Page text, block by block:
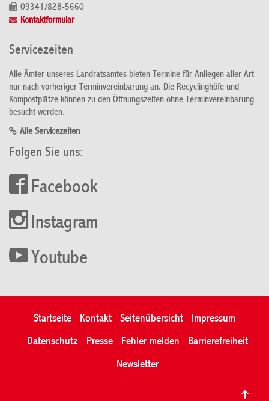
09341/828-5660
Kontaktformular
Servicezeiten
Alle Ämter unseres Landratsamtes bieten Termine für Anliegen aller Art
nur nach vorheriger Terminvereinbarung an. Die Recyclinghöfe und
Kompostplätze können zu den Öffnungszeiten ohne Terminvereinbarung
besucht werden.
Alle Servicezeiten
Folgen Sie uns:
Facebook
Instagram
Youtube
Startseite Kontakt Seitenübersicht
Impressum
Datenschutz
Presse Fehler melden
Barrierefreiheit
Newsletter